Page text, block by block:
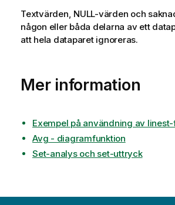
Textvärden, NULL-värden och
någon eller båda delarna av ett
att hela dataparet ignoreras.
Mer information
Exempel på användning av
Avg - diagramfunktion
Set-analys och set-uttryck